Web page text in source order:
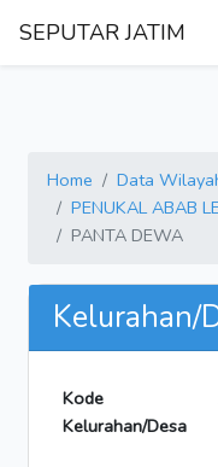
SEPUTAR JATIM
Home Data
PENUKAL ABAB
PANTA DEWA
Kelurahan/
Kode
Kelurahan/Desa